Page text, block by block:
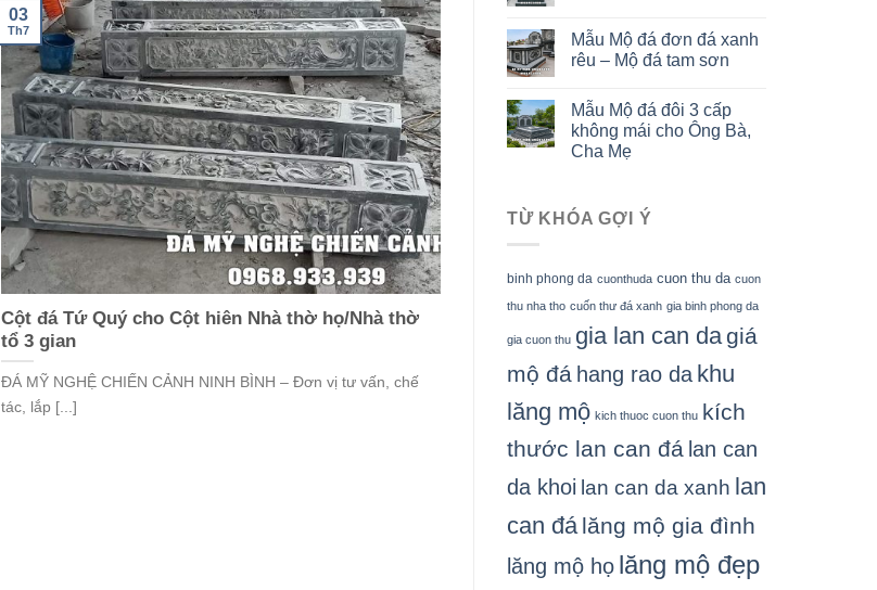
Cột đá Tứ Quý cho Cột hiên Nhà thờ họ/Nhà thờ
tổ 3 gian
ĐÁ MỸ NGHỆ CHIẾN CẢNH NINH BÌNH – Đơn vị tư vấn, chế
tác, lắp [...]
03
Th7
Mẫu Mộ đá đơn đá xanh
rêu – Mộ đá tam sơn
Mẫu Mộ đá đôi 3 cấp
không mái cho Ông Bà,
Cha Mẹ
TỪ KHÓA GỢI Ý
binh phong da cuonthuda cuon thu da cuon
thu nha tho cuốn thư đá xanh gia binh phong da
gia cuon thu gia lan can dagiá
mộ đá hang rao da khu
lăng mộ kich thuoc cuon thu kích
thước lan can đá lan can
da khoi lan can da xanh lan
can đá lăng mộ gia đình
lăng mộ họ lăng mộ đẹp